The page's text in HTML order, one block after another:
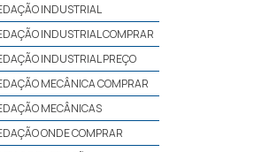
INDUSTRIAL
INDUSTRIAL COMPRAR
INDUSTRIAL PREÇO
MECÂNICA COMPRAR
MECÂNICAS
ONDE COMPRAR